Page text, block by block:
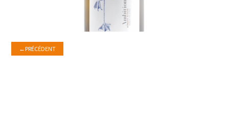
← PRÉCÉDENT